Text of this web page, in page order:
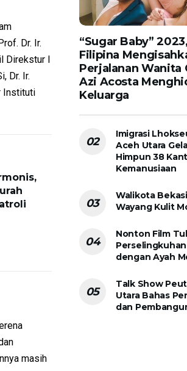
Dr. Ir.
Direkstur I
Dr. Ir.
Instituti
masih
“Sugar Baby”
Filipina
Perjalanan Wanita
Azi Acosta
Keluarga
Imigrasi
Aceh Utara
Himpun 38
Kemanusiaan
Walikota
Wayang Kulit
Nonton Film
dengan Ayah
Talk Show
Utara Bahas
dan